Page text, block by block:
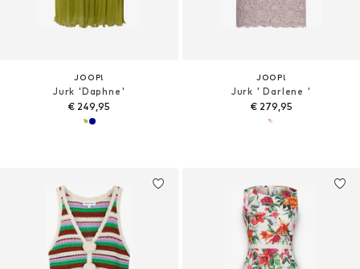
JOOP!
Jurk 'Daphne'
€ 249,95
JOOP!
Jurk ' Darlene '
€ 279,95